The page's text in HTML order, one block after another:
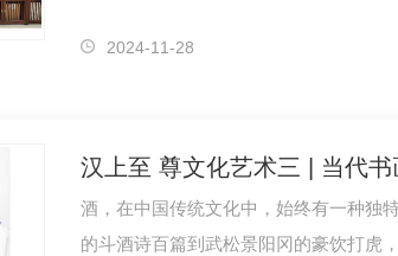
2024-11-28
酒，在中国传统文化中，始终有一种独
的斗酒诗百篇到武松景阳冈的豪饮打虎